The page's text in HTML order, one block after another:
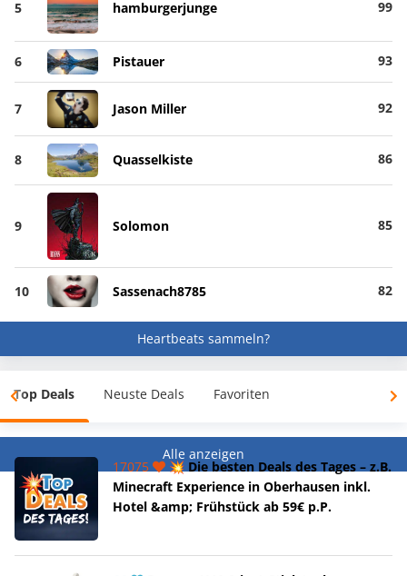
5 hamburgerjunge 99
6 Pistauer 93
7 Jason Miller 92
8 Quasselkiste 86
9 Solomon 85
10 Sassenach8785 82
Heartbeats sammeln?
Top Deals Neuste Deals Favoriten
Alle anzeigen
17075
💥 Die besten Deals des Tages – z.B.
Minecraft Experience in Oberhausen inkl.
Hotel &amp; Frühstück ab 59€ p.P.